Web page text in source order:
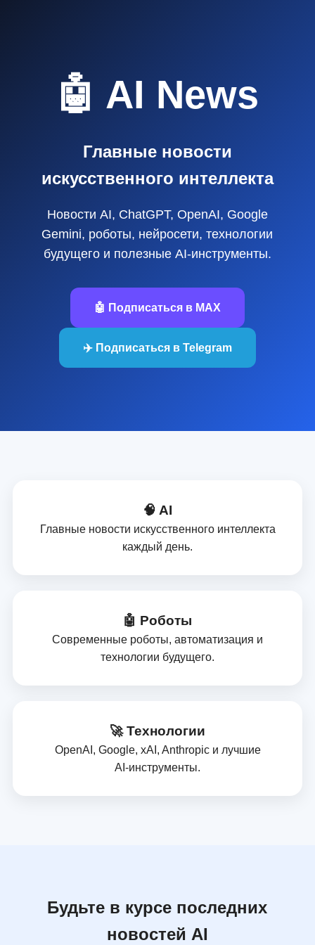
🤖 AI News
Главные новости
искусственного интеллекта
Новости AI, ChatGPT, OpenAI, Google
Gemini, роботы, нейросети, технологии
будущего и полезные AI‑инструменты.
🤖 Подписаться в MAX
✈️ Подписаться в Telegram
🧠 AI
Главные новости искусственного интеллекта
каждый день.
🤖 Роботы
Современные роботы, автоматизация и
технологии будущего.
🚀 Технологии
OpenAI, Google, xAI, Anthropic и лучшие
AI‑инструменты.
Будьте в курсе последних
новостей AI